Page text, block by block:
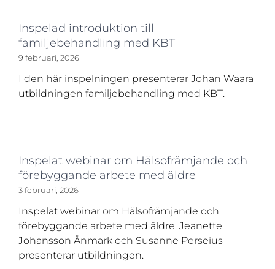
Inspelad introduktion till
familjebehandling med KBT
9 februari, 2026
I den här inspelningen presenterar Johan Waara
utbildningen familjebehandling med KBT.
Inspelat webinar om Hälsofrämjande och
förebyggande arbete med äldre
3 februari, 2026
Inspelat webinar om Hälsofrämjande och
förebyggande arbete med äldre. Jeanette
Johansson Ånmark och Susanne Perseius
presenterar utbildningen.